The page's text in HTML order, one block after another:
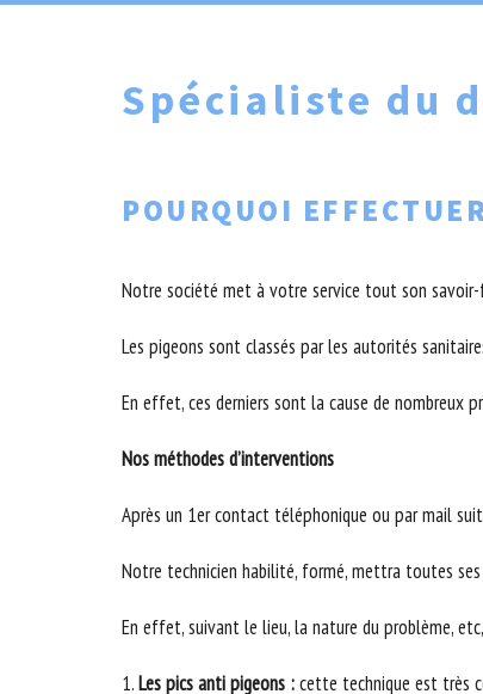
Spécialiste du
POURQUOI
Notre société met à votre service tout son
Les pigeons sont classés par les autorités
En effet, ces derniers sont la cause de nombreux
Nos méthodes d’interventions
Après un 1er contact téléphonique ou par mail
Notre technicien habilité, formé, mettra toutes
En effet, suivant le lieu, la nature du problème,
1.Les pics anti pigeons :cette technique est très